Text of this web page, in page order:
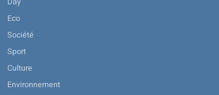
Eco
Société
Sport
Culture
Environnement